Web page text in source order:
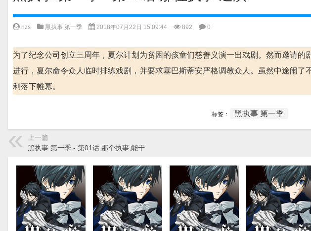
hzs 黑执事 第一季 2018年07月22日 15:09:44 892 0
为了纪念公司创立三周年，夏尔计划为贫困的孩童们慈善义演一出戏剧。然而邀请的
进行，夏尔命令众人临时排练戏剧，并要求塞巴斯蒂安严格调教众人。虽然中途闹了
利落下帷幕。
标签： 黑执事 第一季
上一篇
黑执事 第一季 - 第01话 那个执事,能干